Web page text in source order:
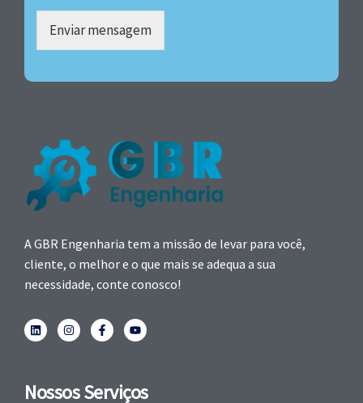
Enviar mensagem
A GBR Engenharia tem a missão de levar para você,
cliente, o melhor e o que mais se adequa a sua
necessidade, conte conosco!
Nossos Serviços